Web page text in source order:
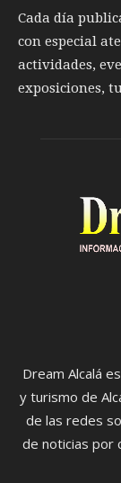
Cada día
con especial
actividades,
exposiciones,
Dream Alcalá
y turismo de
de las redes
de noticias por